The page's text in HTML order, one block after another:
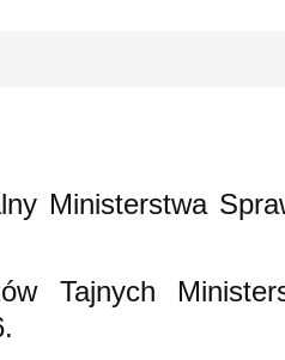
Ministerstwa
Tajnych